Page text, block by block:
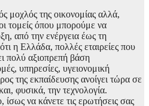
μοχλός της οικονομίας αλλά,
τομείς όπου μπορούμε να
από την ενέργεια έως τη
η Ελλάδα, πολλές εταιρείες που
πολύ αξιοπρεπή βάση
υπηρεσίες, υγειονομική
της εκπαίδευσης ανοίγει τώρα σε
φυσικά, την τεχνολογία.
να κάνετε τις ερωτήσεις σας